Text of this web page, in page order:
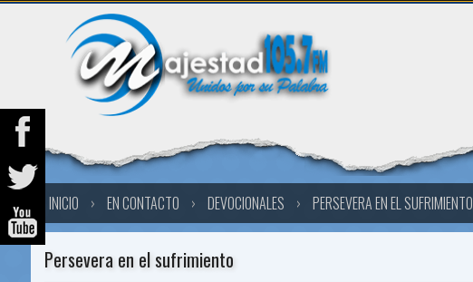
INICIO › EN CONTACTO › DEVOCIONALES › PERSEVERA EN EL SUFRIMIENTO
Persevera en el sufrimiento